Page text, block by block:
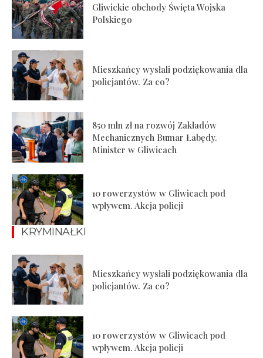
Gliwickie obchody Święta Wojska
Polskiego
Mieszkańcy wysłali podziękowania dla
policjantów. Za co?
850 mln zł na rozwój Zakładów
Mechanicznych Bumar Łabędy.
Minister w Gliwicach
10 rowerzystów w Gliwicach pod
wpływem. Akcja policji
KRYMINAŁKI
Mieszkańcy wysłali podziękowania dla
policjantów. Za co?
10 rowerzystów w Gliwicach pod
wpływem. Akcja policji